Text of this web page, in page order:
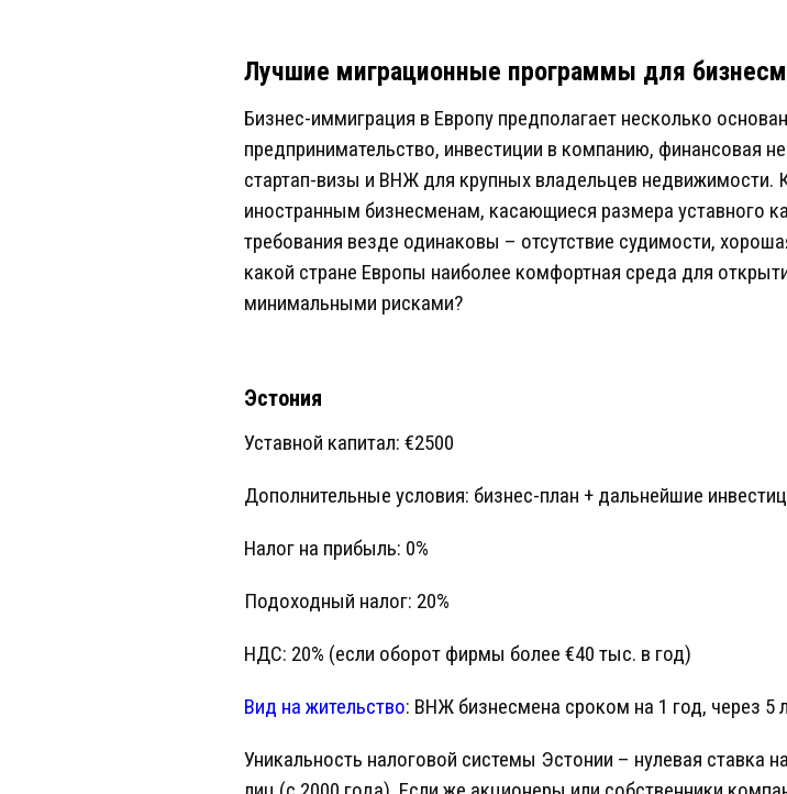
Лучшие миграционные программы для
Бизнес-иммиграция в Европу предполагает несколько
предпринимательство, инвестиции в компанию, финансовая
стартап-визы и ВНЖ для крупных владельцев недвижимости.
иностранным бизнесменам, касающиеся размера уставного
требования везде одинаковы – отсутствие судимости,
какой стране Европы наиболее комфортная среда для
минимальными рисками?
Эстония
Уставной капитал: €2500
Дополнительные условия: бизнес-план + дальнейшие
Налог на прибыль: 0%
Подоходный налог: 20%
НДС: 20% (если оборот фирмы более €40 тыс. в год)
Вид на жительство: ВНЖ бизнесмена сроком на 1 год, через 5
Уникальность налоговой системы Эстонии – нулевая ставка